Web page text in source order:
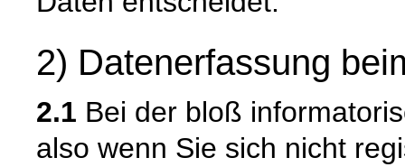
2) Datenerfassung
2.1 Bei der bloß
also wenn Sie sich nicht